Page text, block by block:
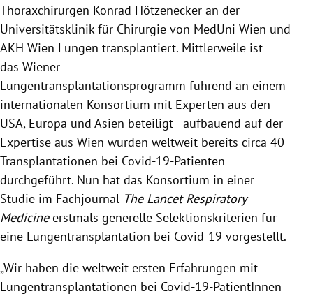
Thoraxchirurgen Konrad Hötzenecker an der
Universitätsklinik für Chirurgie von MedUni Wien und
AKH Wien Lungen transplantiert. Mittlerweile ist
das Wiener
Lungentransplantationsprogramm führend an einem
internationalen Konsortium mit Experten aus den
USA, Europa und Asien beteiligt - aufbauend auf der
Expertise aus Wien wurden weltweit bereits circa 40
Transplantationen bei Covid-19-Patienten
durchgeführt. Nun hat das Konsortium in einer
Studie im Fachjournal The Lancet Respiratory
Medicineerstmals generelle Selektionskriterien für
eine Lungentransplantation bei Covid-19 vorgestellt.
„Wir haben die weltweit ersten Erfahrungen mit
Lungentransplantationen bei Covid-19-PatientInnen